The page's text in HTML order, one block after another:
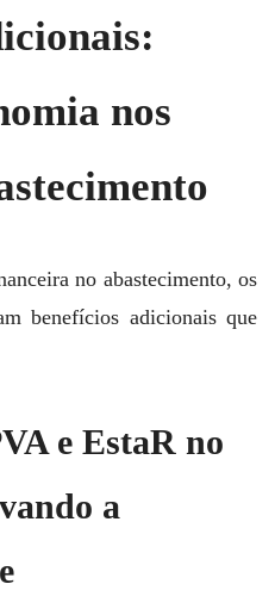
nos
no abastecimento, os
benefícios adicionais que
e EstaR no
a